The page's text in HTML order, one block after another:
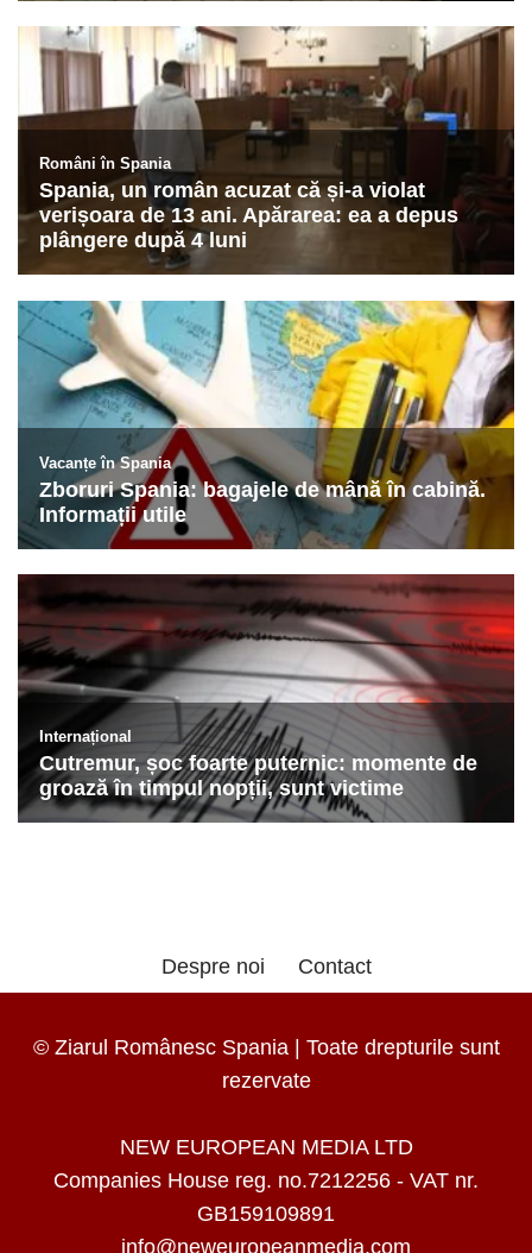
Despre noi Contact
© Ziarul Românesc Spania | Toate drepturile sunt
rezervate
NEW EUROPEAN MEDIA LTD
Companies House reg. no.7212256 - VAT nr.
GB159109891
info@neweuropeanmedia.com